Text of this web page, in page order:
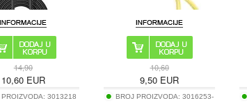
14,90
10,60EUR
3013218
10,60
9,50 EUR
BROJ PROIZVODA:3016253-